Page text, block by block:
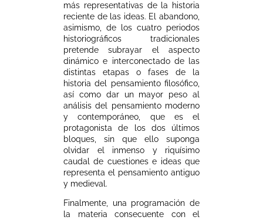
más representativas de la historia
reciente de las ideas. El abandono,
asimismo, de los cuatro periodos
historiográficos tradicionales
pretende subrayar el aspecto
dinámico e interconectado de las
distintas etapas o fases de la
historia del pensamiento filosófico,
así como dar un mayor peso al
análisis del pensamiento moderno
y contemporáneo, que es el
protagonista de los dos últimos
bloques, sin que ello suponga
olvidar el inmenso y riquísimo
caudal de cuestiones e ideas que
representa el pensamiento antiguo
y medieval.
Finalmente, una programación de
la materia consecuente con el